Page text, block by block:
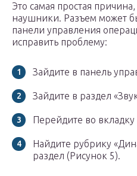
Это самая простая
наушники. Разъем может
панели управления
исправить проблему:
Зайдите в панель
Зайдите в раздел
Перейдите во
Найдите рубрику
раздел (Рисунок 5).